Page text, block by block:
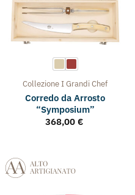
CollezioneI Grandi Chef
Corredo da Arrosto
“Symposium”
368,00€